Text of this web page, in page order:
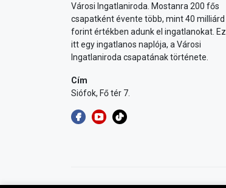
Városi Ingatlaniroda. Mostanra 200 fős
csapatként évente több, mint 40 milliárd
forint értékben adunk el ingatlanokat. Ez
itt egy ingatlanos naplója, a Városi
Ingatlaniroda csapatának története.
Cím
Siófok, Fő tér 7.